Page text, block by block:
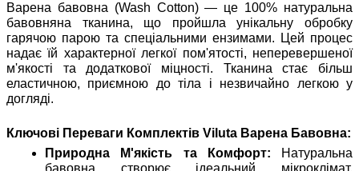
Варена бавовна (Wash Cotton) — це 100% натуральна
бавовняна тканина, що пройшла унікальну обробку
гарячою парою та спеціальними ензимами. Цей процес
надає їй характерної легкої пом'ятості, неперевершеної
м'якості та додаткової міцності. Тканина стає більш
еластичною, приємною до тіла і незвичайно легкою у
догляді.
Ключові Переваги Комплектів Viluta Варена Бавовна:
Природна М'якість та Комфорт: Натуральна
бавовна створює ідеальний мікроклімат,